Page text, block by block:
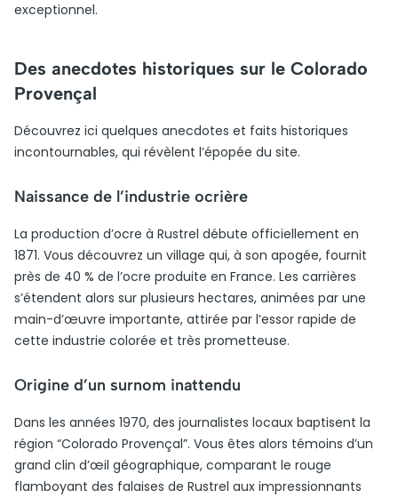
exceptionnel.
Des anecdotes historiques sur le Colorado
Provençal
Découvrez ici quelques anecdotes et faits historiques
incontournables, qui révèlent l’épopée du site.
Naissance de l’industrie ocrière
La production d’ocre à Rustrel débute officiellement en
1871. Vous découvrez un village qui, à son apogée, fournit
près de 40 % de l’ocre produite en France. Les carrières
s’étendent alors sur plusieurs hectares, animées par une
main-d’œuvre importante, attirée par l’essor rapide de
cette industrie colorée et très prometteuse.
Origine d’un surnom inattendu
Dans les années 1970, des journalistes locaux baptisent la
région “Colorado Provençal”. Vous êtes alors témoins d’un
grand clin d’œil géographique, comparant le rouge
flamboyant des falaises de Rustrel aux impressionnants